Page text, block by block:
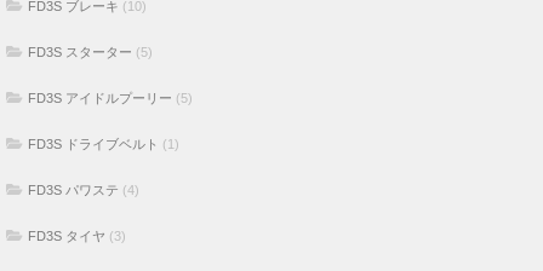
FD3S ブレーキ (10)
FD3S スターター (5)
FD3S アイドルプーリー (5)
FD3S ドライブベルト (1)
FD3S パワステ (4)
FD3S タイヤ (3)